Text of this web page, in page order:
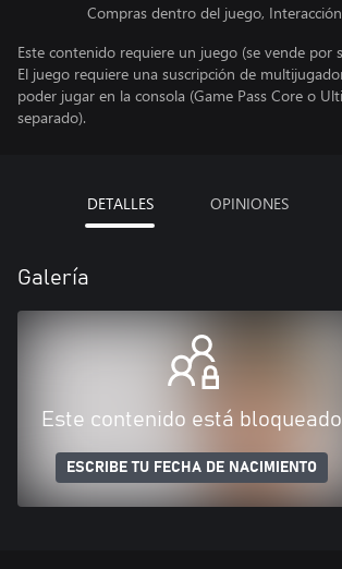
Compras dentro del juego,
Este contenido requiere un juego (se vende por
El juego requiere una suscripción de
poder jugar en la consola (Game Pass Core o
separado).
DETALLES OPINIONES
Galería
Este contenido está bloqueado
ESCRIBE TU FECHA DE NACIMIENTO